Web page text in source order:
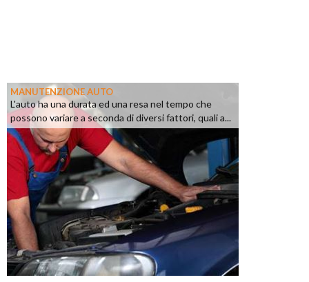
MANUTENZIONE AUTO
L'auto ha una durata ed una resa nel tempo che
possono variare a seconda di diversi fattori, quali a...